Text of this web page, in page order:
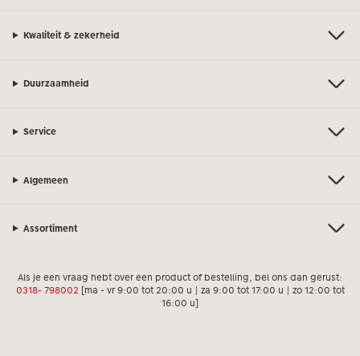
Kwaliteit & zekerheid
Duurzaamheid
Service
Algemeen
Assortiment
Als je een vraag hebt over een product of bestelling, bel ons dan gerust:
0318- 798002 [ma - vr 9:00 tot 20:00 u | za 9:00 tot 17:00 u | zo 12:00 tot
16:00 u]